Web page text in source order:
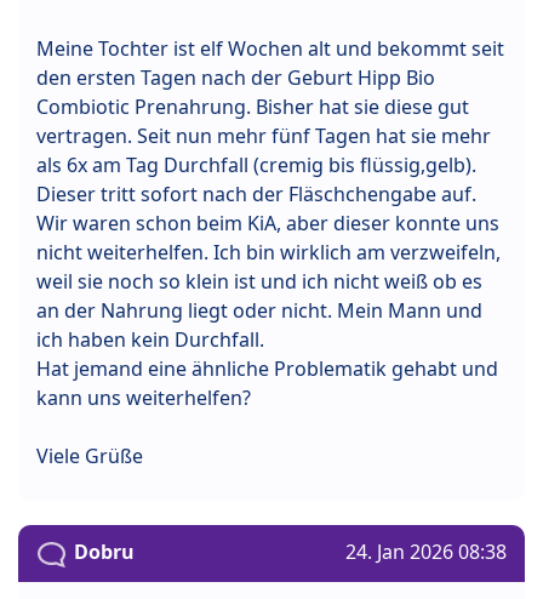
Meine Tochter ist elf Wochen alt und bekommt seit
den ersten Tagen nach der Geburt Hipp Bio
Combiotic Prenahrung. Bisher hat sie diese gut
vertragen. Seit nun mehr fünf Tagen hat sie mehr
als 6x am Tag Durchfall (cremig bis flüssig,gelb).
Dieser tritt sofort nach der Fläschchengabe auf.
Wir waren schon beim KiA, aber dieser konnte uns
nicht weiterhelfen. Ich bin wirklich am verzweifeln,
weil sie noch so klein ist und ich nicht weiß ob es
an der Nahrung liegt oder nicht. Mein Mann und
ich haben kein Durchfall.
Hat jemand eine ähnliche Problematik gehabt und
kann uns weiterhelfen?
Viele Grüße
Dobru 24. Jan 2026 08:38